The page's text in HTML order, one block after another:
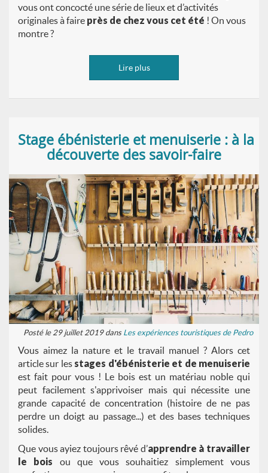
vous ont concocté une série de lieux et d’activités
originales à faire près de chez vous cet été ! On vous
montre ?
Lire plus
Stage ébénisterie et menuiserie : à la
découverte des savoir-faire
Posté le 29 juillet 2019 dansLes expériences touristiques de Pedro
Vous aimez la nature et le travail manuel ? Alors cet
article sur les stages d'ébénisterie et de menuiserie
est fait pour vous ! Le bois est un matériau noble qui
peut facilement s'apprivoiser mais qui nécessite une
grande capacité de concentration (histoire de ne pas
perdre un doigt au passage...) et des bases techniques
solides.
Que vous ayiez toujours rêvé d’apprendre à travailler
le bois ou que vous souhaitiez simplement vous